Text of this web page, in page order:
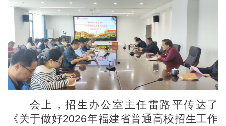
会上，招生办公室主任雷路平传达了
《关于做好2026年福建省普通高校招生工作